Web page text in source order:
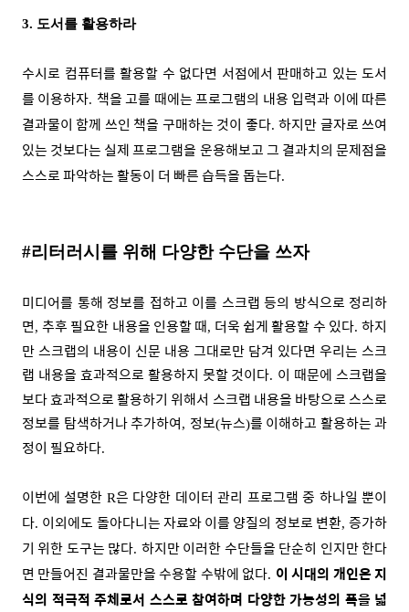
3. 도서를 활용하라
수시로 컴퓨터를 활용할 수 없다면 서점에서 판매하고 있는 도서
를 이용하자. 책을 고를 때에는 프로그램의 내용 입력과 이에 따른
결과물이 함께 쓰인 책을 구매하는 것이 좋다.하지만 글자로 쓰여
있는 것보다는 실제 프로그램을 운용해보고 그 결과치의 문제점을
스스로 파악하는 활동이 더 빠른 습득을 돕는다.
#리터러시를 위해 다양한 수단을 쓰자
미디어를 통해 정보를 접하고 이를 스크랩 등의 방식으로 정리하
면,추후 필요한 내용을 인용할 때, 더욱 쉽게 활용할 수 있다.하지
만 스크랩의 내용이 신문 내용 그대로만 담겨 있다면 우리는 스크
랩 내용을 효과적으로 활용하지 못할 것이다. 이 때문에 스크랩을
보다 효과적으로 활용하기 위해서 스크랩 내용을 바탕으로 스스로
정보를 탐색하거나 추가하여, 정보(뉴스)를 이해하고 활용하는 과
정이 필요하다.
이번에 설명한 R은 다양한 데이터 관리 프로그램 중 하나일 뿐이
다. 이외에도 돌아다니는 자료와 이를 양질의 정보로 변환, 증가하
기 위한 도구는 많다. 하지만 이러한 수단들을 단순히 인지만 한다
면 만들어진 결과물만을 수용할 수밖에 없다. 이 시대의 개인은 지
식의 적극적 주체로서 스스로 참여하며 다양한 가능성의 폭을 넓